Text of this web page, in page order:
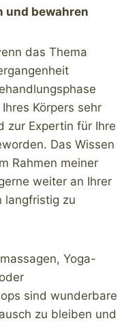
und bewahren
das Thema
Körpers sehr
zur Expertin für Ihre
Das Wissen
Rahmen meiner
weiter an Ihrer
langfristig zu
Yoga-
sind wunderbare
zu bleiben und